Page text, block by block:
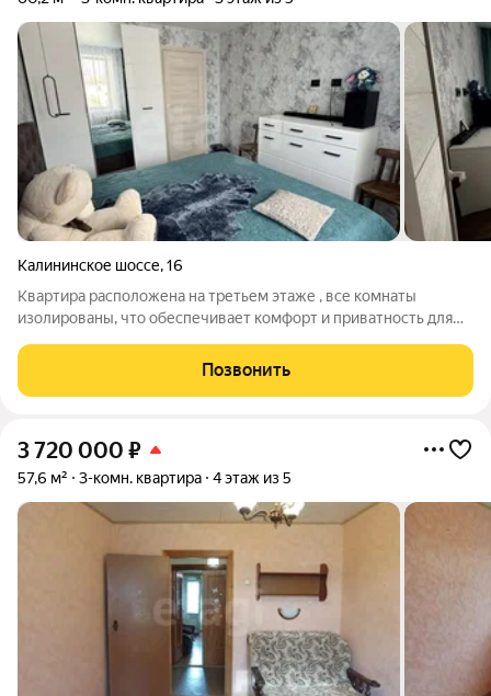
Калининское шоссе,16
Квартира расположена на третьем этаже , все комнаты
изолированы, что обеспечивает комфорт и приватность для
большую прихожую с возможностью организации
гардеробной зоны. Ключевой особенностью
Позвонить
3 720 000 ₽
57,6 м² 3-комн. квартира 4 этаж из 5